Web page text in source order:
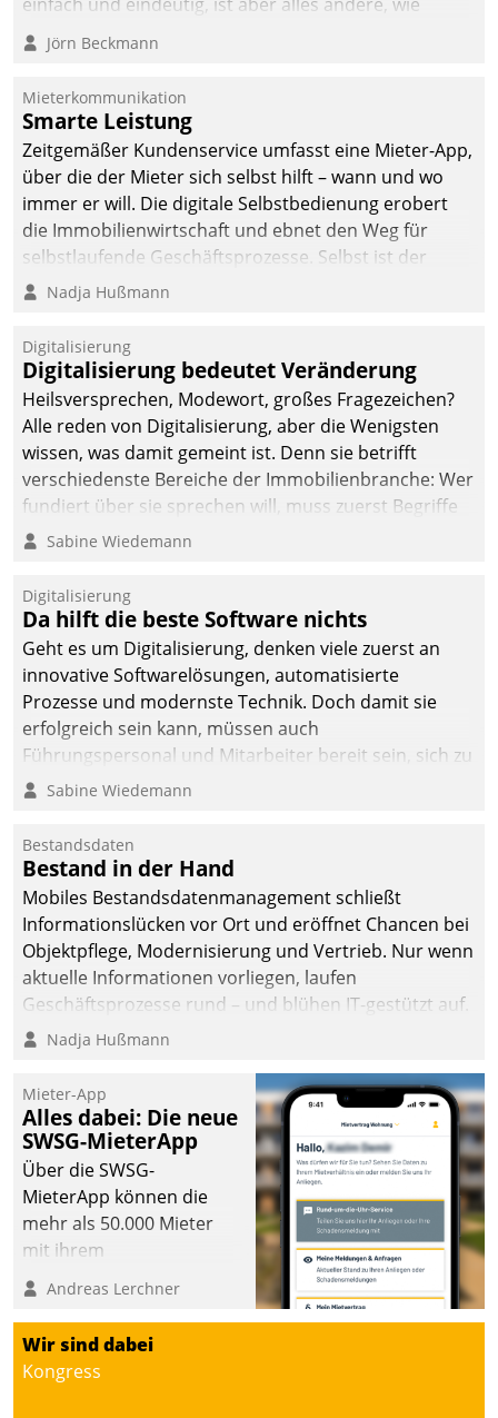
Branchenbeschäftigte wissen. Denn mit der
Verantwortung folgen Verpflichtungen.
Jörn Beckmann
Mieterkommunikation
Smarte Leistung
Zeitgemäßer Kundenservice umfasst eine Mieter-App,
über die der Mieter sich selbst hilft – wann und wo
immer er will. Die digitale Selbstbedienung erobert
die Immobilienwirtschaft und ebnet den Weg für
selbstlaufende Geschäftsprozesse. Selbst ist der
Kunde und smart der Serviceanbieter.
Nadja Hußmann
Digitalisierung
Digitalisierung bedeutet Veränderung
Heilsversprechen, Modewort, großes Fragezeichen?
Alle reden von Digitalisierung, aber die Wenigsten
wissen, was damit gemeint ist. Denn sie betrifft
verschiedenste Bereiche der Immobilienbranche: Wer
fundiert über sie sprechen will, muss zuerst Begriffe
klären. Ein Aspekt ist die betriebliche Optimierung:
Einsparungen durch optimierte und automatisierte
Prozesse. Doch man darf nicht zu viel erwarten: Allein
mit der Einführung einer neuen Software ist es nicht
getan. Die Digitalisierung erfordert von Unternehmen
die Bereitschaft, sich zu überprüfen, zu hinterfragen
und zu verändern.
Sabine Wiedemann
Digitalisierung
Da hilft die beste Software nichts
Geht es um Digitalisierung, denken viele zuerst an
innovative Softwarelösungen, automatisierte
Prozesse und modernste Technik. Doch damit sie
erfolgreich sein kann, müssen auch
Führungspersonal und Mitarbeiter bereit sein, sich zu
verändern und anzupassen, sonst werden sie an ihr
Sabine Wiedemann
Bestandsdaten
Bestand in der Hand
Mobiles Bestandsdatenmanagement schließt
Informationslücken vor Ort und eröffnet Chancen bei
Objektpflege, Modernisierung und Vertrieb. Nur wenn
aktuelle Informationen vorliegen, laufen
Geschäftsprozesse rund – und blühen IT-gestützt auf.
Nadja Hußmann
Mieter-App
Alles dabei: Die neue
SWSG-MieterApp
Über die SWSG-
MieterApp können die
mehr als 50.000 Mieter
mit ihrem
Wohnungsunternehmen
kommunizieren, auf dem
Laufenden bleiben, Daten
einsehen und ändern
oder
Andreas Lerchner
Wir sind dabei
Kongress